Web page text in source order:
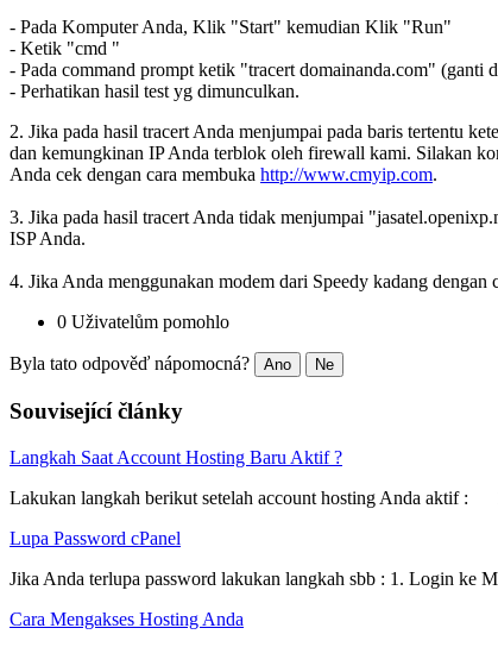
- Pada Komputer Anda, Klik "Start" kemudian Klik "Run"
- Ketik "cmd "
- Pada command prompt ketik "tracert domainanda.com" (ganti
- Perhatikan hasil test yg dimunculkan.
2. Jika pada hasil tracert Anda menjumpai pada baris tertentu
dan kemungkinan IP Anda terblok oleh firewall kami. Silakan
Anda cek dengan cara membuka http://www.cmyip.com.
3. Jika pada hasil tracert Anda tidak menjumpai
ISP Anda.
4. Jika Anda menggunakan modem dari Speedy kadang
0 Uživatelům pomohlo
Byla tato odpověď nápomocná? Ano Ne
Související články
Langkah Saat Account Hosting Baru Aktif ?
Lakukan langkah berikut setelah account hosting Anda aktif :
Lupa Password cPanel
Jika Anda terlupa password lakukan langkah sbb : 1. Login ke
Cara Mengakses Hosting Anda